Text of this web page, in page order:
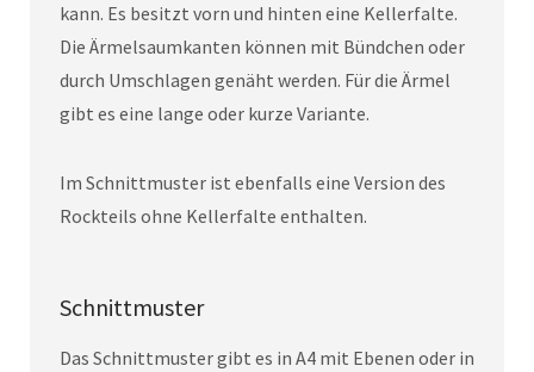
kann. Es besitzt vorn und hinten eine Kellerfalte.
Die Ärmelsaumkanten können mit Bündchen oder
durch Umschlagen genäht werden. Für die Ärmel
gibt es eine lange oder kurze Variante.
Im Schnittmuster ist ebenfalls eine Version des
Rockteils ohne Kellerfalte enthalten.
Schnittmuster
Das Schnittmuster gibt es in A4 mit Ebenen oder in